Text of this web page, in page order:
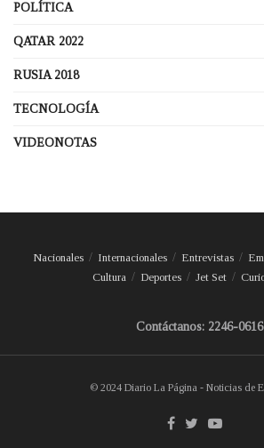
POLÍTICA
QATAR 2022
RUSIA 2018
TECNOLOGÍA
VIDEONOTAS
Nacionales Internacionales Entrevistas
Cultura
Deportes Jet Set
Contáctanos: 2246-0616
© 2024 Diario La Página - Noticias de